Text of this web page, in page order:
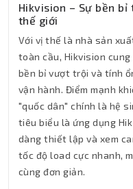
Hikvision – Sự bền
thế giới
Với vị thế là nhà sản
toàn cầu, Hikvision
bền bỉ vượt trội và tính
vận hành. Điểm mạnh
"quốc dân" chính là hệ
tiêu biểu là ứng dụng
dàng thiết lập và xem
tốc độ load cực nhanh,
cùng đơn giản.